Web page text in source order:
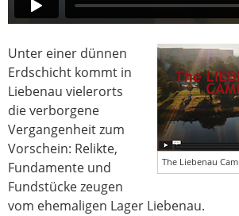
The Liebenau
Unter einer dünnen
Erdschicht kommt in
Liebenau vielerorts
die verborgene
Vergangenheit zum
Vorschein: Relikte,
Fundamente und
Fundstücke zeugen
vom ehemaligen Lager Liebenau.